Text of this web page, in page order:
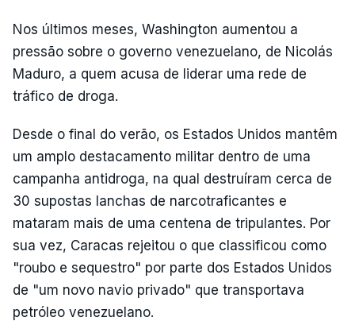
Nos últimos meses, Washington aumentou a
pressão sobre o governo venezuelano, de Nicolás
Maduro, a quem acusa de liderar uma rede de
tráfico de droga.
Desde o final do verão, os Estados Unidos mantêm
um amplo destacamento militar dentro de uma
campanha antidroga, na qual destruíram cerca de
30 supostas lanchas de narcotraficantes e
mataram mais de uma centena de tripulantes. Por
sua vez, Caracas rejeitou o que classificou como
"roubo e sequestro" por parte dos Estados Unidos
de "um novo navio privado" que transportava
petróleo venezuelano.